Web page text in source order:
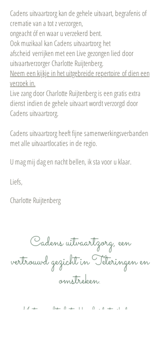
Cadens uitvaartzorg kan de gehele uitvaart, begrafenis of
crematie van a tot z verzorgen,
ongeacht óf en waar u verzekerd bent.
Ook muzikaal kan Cadens uitvaartzorg het
afscheid verrijken met een Live gezongen lied door
uitvaartverzorger Charlotte Ruijtenberg.
Neem een kijkje in het uitgebreide repertoire of dien een
verzoek in.
Live zang door Charlotte Ruijtenberg is een gratis extra
dienst indien de gehele uitvaart wordt verzorgd door
Cadens uitvaartzorg.
Cadens uitvaartzorg heeft fijne samenwerkingsverbanden
met alle uitvaartlocaties in de regio.
U mag mij dag en nacht bellen, ik sta voor u klaar.
Liefs,
Charlotte Ruijtenberg
Cadens uitvaartzorg, een
vertrouwd gezicht in Teteringen en
omstreken.
Met oprechte betrokkenheid sta ik dag en